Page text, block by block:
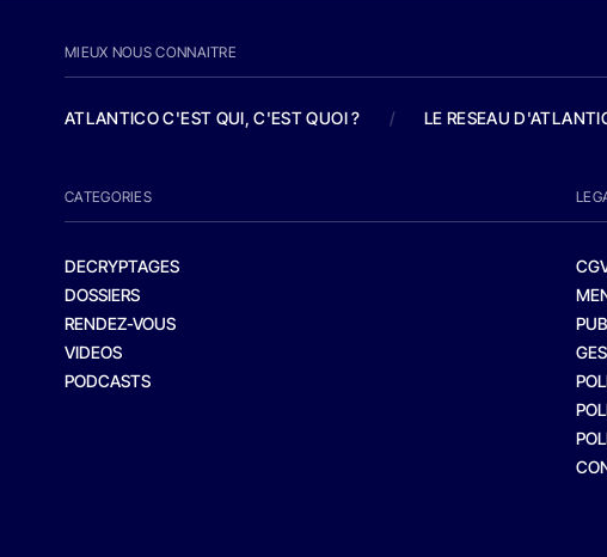
MIEUX NOUS CONNAITRE
ATLANTICO C'EST QUI, C'EST QUOI ? / LE RESEAU
CATEGORIES
DECRYPTAGES
DOSSIERS
RENDEZ-VOUS
VIDEOS
PODCASTS